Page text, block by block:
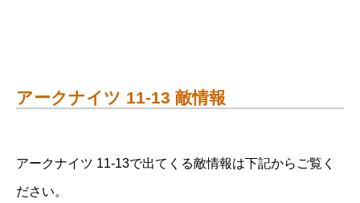
アークナイツ 11-13 敵情報
アークナイツ 11-13で出てくる敵情報は下記からご覧く
ださい。